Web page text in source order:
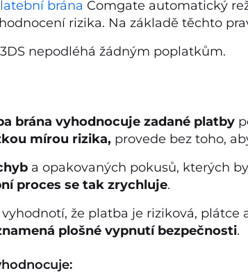
brána Comgate automatický
rizika. Na základě těchto
nepodléhá žádným poplatkům.
brána vyhodnocuje zadané platby
mírou rizika, provede bez toho,
a opakovaných pokusů, kterých
proces se tak zrychluje.
vyhodnotí, že platba je riziková, plátce
plošné vypnutí bezpečnosti.